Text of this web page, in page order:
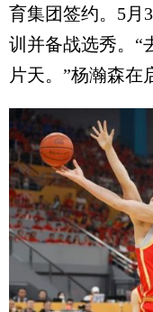
育集团签约。5月
训并备战选秀。“
片天。”杨瀚森在